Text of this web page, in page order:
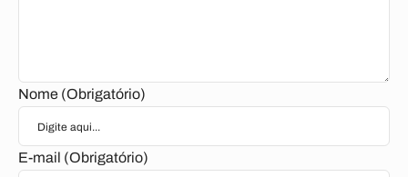
Nome (Obrigatório)
E-mail (Obrigatório)